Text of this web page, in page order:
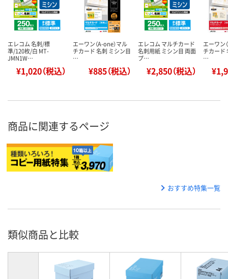
エレコム 名刺/標
準/120枚/白 MT-
JMN1W…
¥1,020（税込）
エーワン（A-one）マル
チカード 名刺 ミシン目
…
¥885（税込）
エレコム マルチカード
名刺用紙 ミシン目 両面
プ…
¥2,850（税込）
エーワン
チカード
…
商品に関連するページ
おすすめ特集一覧
類似商品と比較